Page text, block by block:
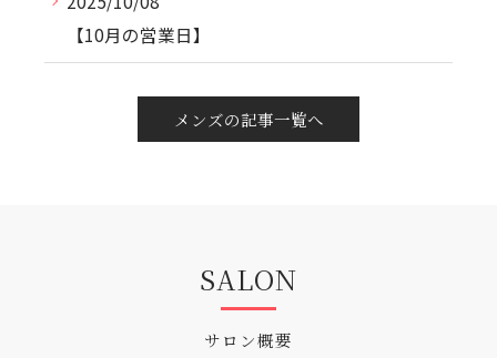
【10月の営業日】
メンズの記事一覧へ
SALON
サロン概要